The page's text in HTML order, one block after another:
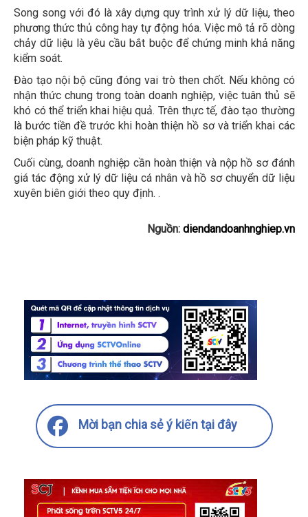
Song song với đó là xây dựng quy trình xử lý dữ liệu, theo
phương thức thủ công hay tự động hóa. Việc mô tả rõ dòng
chảy dữ liệu là yêu cầu bắt buộc để chứng minh khả năng
kiểm soát.
Đào tạo nội bộ cũng đóng vai trò then chốt. Nếu không có
nhận thức chung trong toàn doanh nghiệp, việc tuân thủ sẽ
khó có thể triển khai hiệu quả. Trên thực tế, đào tạo thường
là bước tiền đề trước khi hoàn thiện hồ sơ và triển khai các
biện pháp kỹ thuật.
Cuối cùng, doanh nghiệp cần hoàn thiện và nộp hồ sơ đánh
giá tác động xử lý dữ liệu cá nhân và hồ sơ chuyển dữ liệu
xuyên biên giới theo quy định. .
Nguồn: diendandoanhnghiep.vn
Mời bạn chia sẻ ý kiến tại đây